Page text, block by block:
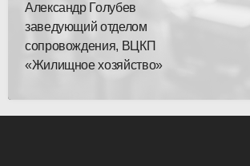
Александр Голубев
заведующий отделом
сопровождения, ВЦКП
«Жилищное хозяйство»